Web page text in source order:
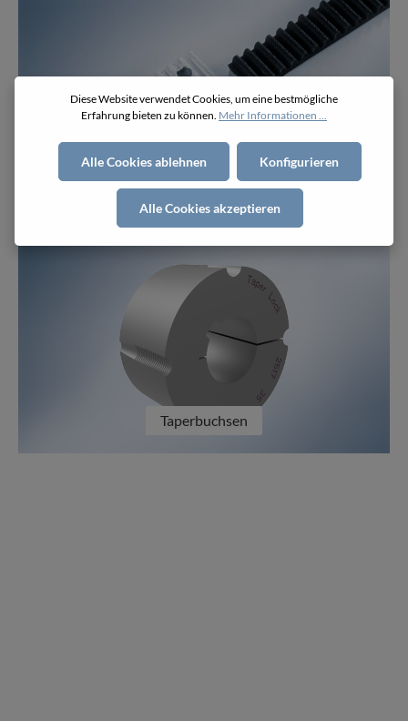
Klemmplatten
Taperbuchsen
Diese Website verwendet Cookies, um eine bestmögliche
Erfahrung bieten zu können. Mehr Informationen ...
Alle Cookies ablehnen Konfigurieren
Alle Cookies akzeptieren